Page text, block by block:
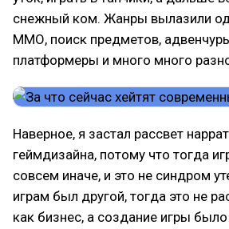
снежный ком. Жанры вылазили
ММО, поиск предметов,
платформеры и много много
Наверное, я застал рассвет
геймдизайна, потому что тогда
совсем иначе, и это не синдром
играм был другой, тогда это не
как бизнес, а создание игры